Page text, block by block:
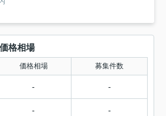
格相場
価格相場 募集件数
- -
- -